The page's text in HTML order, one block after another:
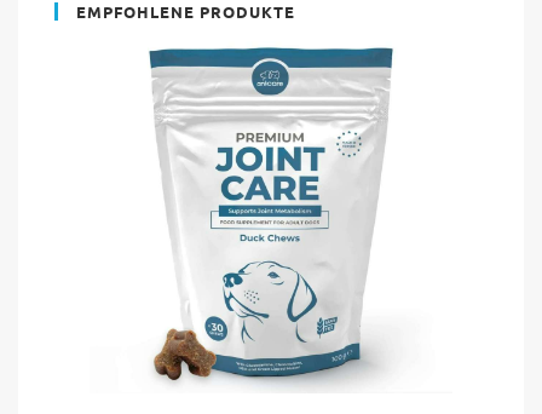
EMPFOHLENE PRODUKTE